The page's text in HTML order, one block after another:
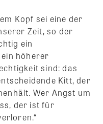
Kopf sei eine der
Zeit, so der
ein
höherer
sind: das
Kitt, der
Wer Angst um
der ist für